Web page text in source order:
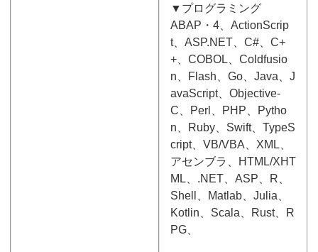
▼プログラミング
ABAP・4、ActionScrip
t、ASP.NET、C#、C+
+、COBOL、Coldfusio
n、Flash、Go、Java、J
avaScript、Objective-
C、Perl、PHP、Pytho
n、Ruby、Swift、TypeS
cript、VB/VBA、XML、
アセンブラ、HTML/XHT
ML、.NET、ASP、R、
Shell、Matlab、Julia、
Kotlin、Scala、Rust、R
PG、